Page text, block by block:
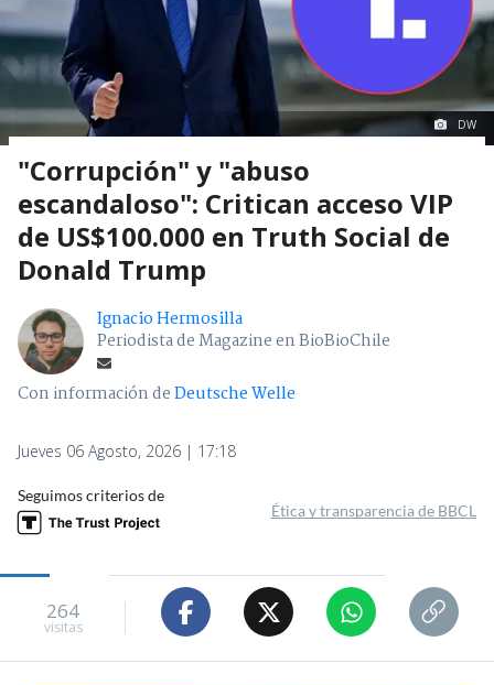
DW
"Corrupción" y "abuso
escandaloso": Critican acceso VIP
de US$100.000 en Truth Social de
Donald Trump
Ignacio Hermosilla
Periodista de Magazine en BioBioChile
Con información deDeutsche Welle
Jueves 06 Agosto, 2026 | 17:18
Seguimos criterios de
Ética y transparencia de BBCL
264
visitas